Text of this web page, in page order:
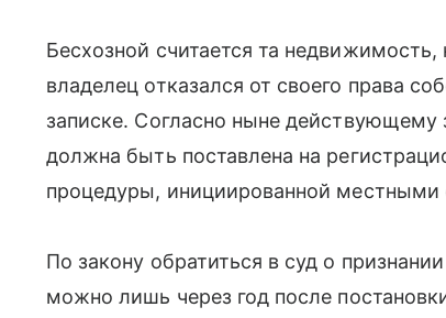
Бесхозной считается та
владелец отказался от своего права
записке. Согласно ныне действующему
должна быть поставлена на
процедуры, инициированной местными
По закону обратиться в суд о
можно лишь через год после